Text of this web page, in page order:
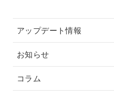
アップデート情報
お知らせ
コラム